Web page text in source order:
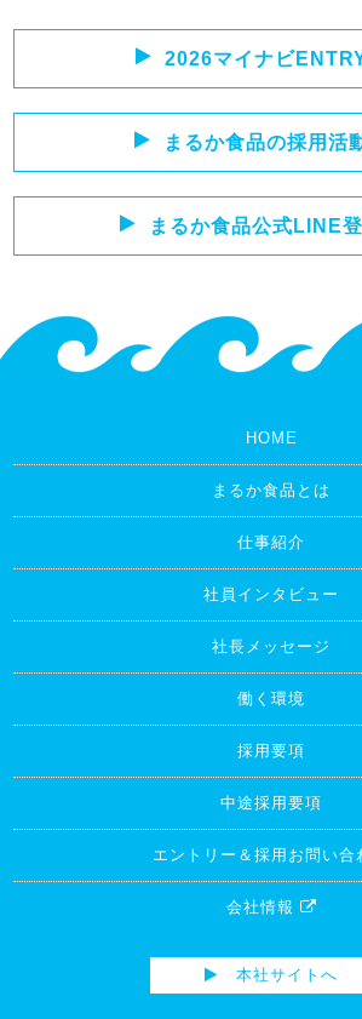
2026マイナビ
まるか食品の採用活
まるか食品公式LINE
HOME
まるか食品とは
仕事紹介
社員インタビュー
社長メッセージ
働く環境
採用要項
中途採用要項
エントリー＆採用お問い合
会社情報
本社サイトへ